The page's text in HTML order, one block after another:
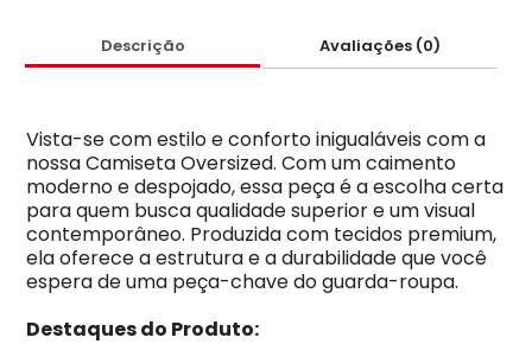
Descrição Avaliações (0)
Vista-se com estilo e conforto inigualáveis com a
nossa Camiseta Oversized. Com um caimento
moderno e despojado, essa peça é a escolha certa
para quem busca qualidade superior e um visual
contemporâneo. Produzida com tecidos premium,
ela oferece a estrutura e a durabilidade que você
espera de uma peça-chave do guarda-roupa.
Destaques do Produto: